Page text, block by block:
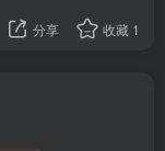
分享 收藏 1